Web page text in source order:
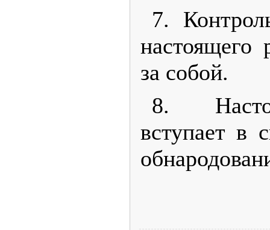
7.
настоящего
за собой.
8.
вступает в